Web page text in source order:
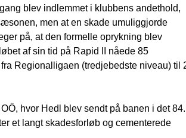
blev indlemmet i klubbens andethold,
men at en skade umuliggjorde
på, at den formelle oprykning blev
af sin tid på Rapid II nåede 85
Regionalligaen (tredjebedste niveau) til
hvor Hedl blev sendt på banen i det 84.
et langt skadesforløb og cementerede